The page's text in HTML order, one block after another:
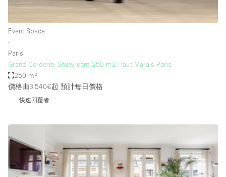
Internet
Kitchen
Liquor Licence
Private Parking
Raw
Event Space
∙
Paris
Grand Corderie: Showroom 250 m2 Haut Marais-Paris
250 m²
價格由3.540€起 預計每日價格
快速回覆者